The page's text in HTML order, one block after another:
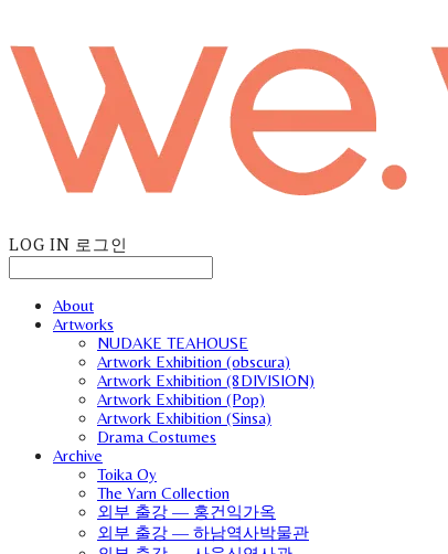
LOG IN 로그인
About
Artworks
NUDAKE TEAHOUSE
Artwork Exhibition (obscura)
Artwork Exhibition (8DIVISION)
Artwork Exhibition (Pop)
Artwork Exhibition (Sinsa)
Drama Costumes
Archive
Toika Oy
The Yarn Collection
외부 출강 — 홍건익가옥
외부 출강 — 하남역사박물관